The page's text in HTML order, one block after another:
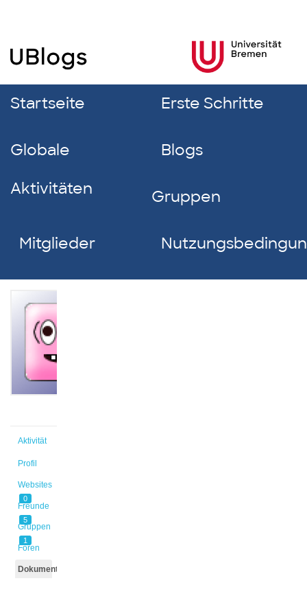
Startseite Erste Schritte
Globale
Aktivitäten
Blogs
Gruppen
Mitglieder
Aktivität
Profil
Websites
0
Freunde
5
Gruppen
1
Foren
Dokumente